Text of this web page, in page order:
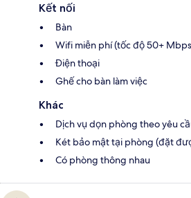
Kết nối
Bàn
Wifi miễn phí (tốc độ 50+
Điện thoại
Ghế cho bàn làm việc
Khác
Dịch vụ dọn phòng theo yêu
Két bảo mật tại phòng (đặt
Có phòng thông nhau